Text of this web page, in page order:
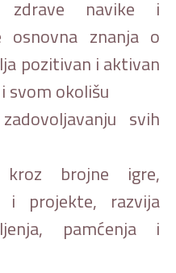
zdrave navike i
osnovna znanja o
pozitivan i aktivan
svom okolišu
svih
brojne igre,
i projekte, razvija
pamćenja i